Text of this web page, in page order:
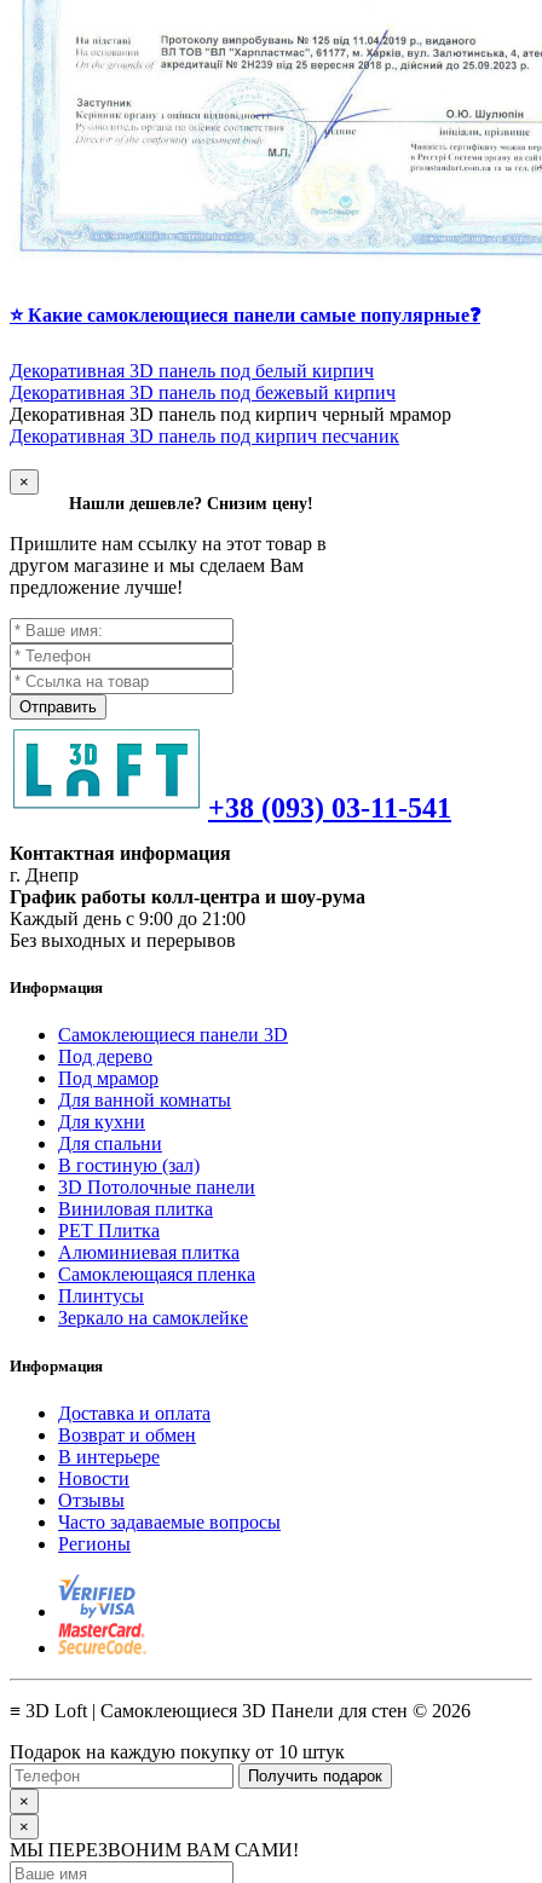
⭐ Какие самоклеющиеся панели самые популярные❓
Декоративная 3D панель под белый кирпич
Декоративная 3D панель под бежевый кирпич
Декоративная 3D панель под кирпич черный мрамор
Декоративная 3D панель под кирпич песчаник
×
Нашли дешевле? Снизим цену!
Пришлите нам ссылку на этот товар в
другом магазине и мы сделаем Вам
предложение лучше!
Отправить
+38 (093) 03-11-541
Контактная информация
г. Днепр
График работы колл-центра и шоу-рума
Каждый день с 9:00 до 21:00
Без выходных и перерывов
Информация
Самоклеющиеся панели 3D
Под дерево
Под мрамор
Для ванной комнаты
Для кухни
Для спальни
В гостиную (зал)
3D Потолочные панели
Виниловая плитка
PET Плитка
Алюминиевая плитка
Самоклеющаяся пленка
Плинтусы
Зеркало на самоклейке
Информация
Доставка и оплата
Возврат и обмен
В интерьере
Новости
Отзывы
Часто задаваемые вопросы
Регионы
≡ 3D Loft | Самоклеющиеся 3D Панели для стен © 2026
Подарок на каждую покупку от 10 штук
Получить подарок
×
×
МЫ ПЕРЕЗВОНИМ ВАМ САМИ!